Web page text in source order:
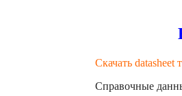
Скачать datasheet
Справочные